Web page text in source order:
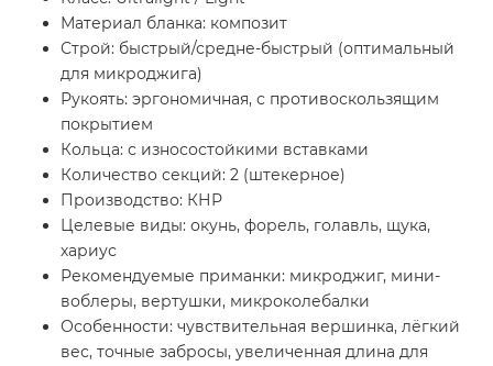
Материал бланка: композит
Строй: быстрый/средне-быстрый (оптимальный
для микроджига)
Рукоять: эргономичная, с противоскользящим
покрытием
Кольца: с износостойкими вставками
Количество секций: 2 (штекерное)
Производство: КНР
Целевые виды: окунь, форель, голавль, щука,
хариус
Рекомендуемые приманки: микроджиг, мини-
воблеры, вертушки, микроколебалки
Особенности: чувствительная вершинка, лёгкий
вес, точные забросы, увеличенная длина для